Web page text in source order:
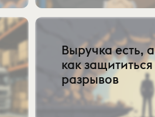
Выручка есть,
как
разрывов